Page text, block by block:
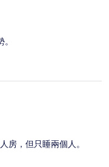
房，但只睡兩個人。